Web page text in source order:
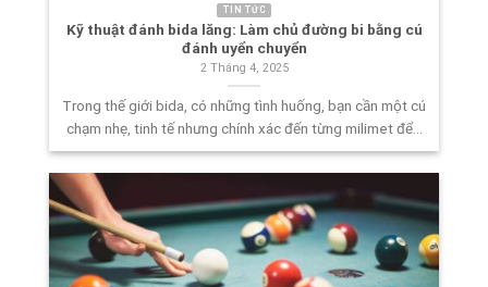
TIN TỨC
Kỹ thuật đánh bida lăng: Làm chủ đường bi bằng cú
đánh uyển chuyển
2 Tháng 4, 2025
Trong thế giới bida, có những tình huống, bạn cần một cú
chạm nhẹ, tinh tế nhưng chính xác đến từng milimet để...